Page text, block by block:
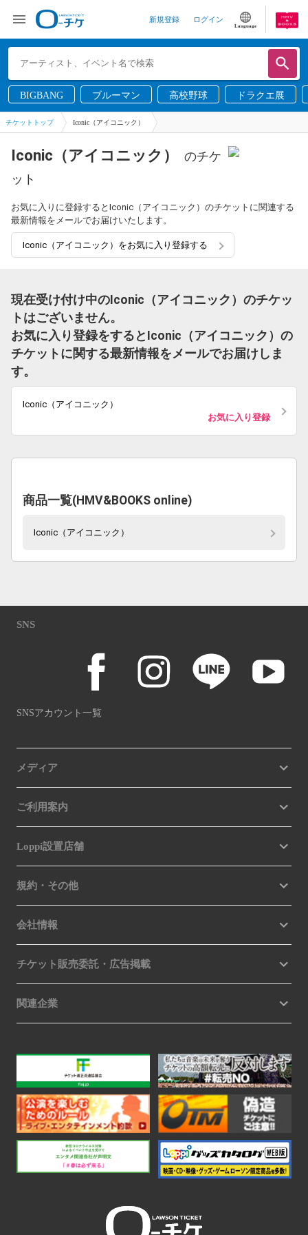
新規登録 ログイン
Language
BIGBANG ブルーマン 高校野球 ドラクエ展
チケットトップ Iconic（アイコニック）
Iconic（アイコニック）
のチケ
ット
お気に入りに登録するとIconic（アイコニック）のチケットに関連する
最新情報をメールでお届けいたします。
Iconic（アイコニック）をお気に入り登録する
現在受け付け中のIconic（アイコニック）のチケッ
トはございません。
お気に入り登録をするとIconic（アイコニック）の
チケットに関する最新情報をメールでお届けしま
す。
Iconic（アイコニック）
お気に入り登録
商品一覧(HMV&BOOKS online)
Iconic（アイコニック）
SNS
SNSアカウント一覧
メディア
ご利用案内
Loppi設置店舗
規約・その他
会社情報
チケット販売委託・広告掲載
関連企業